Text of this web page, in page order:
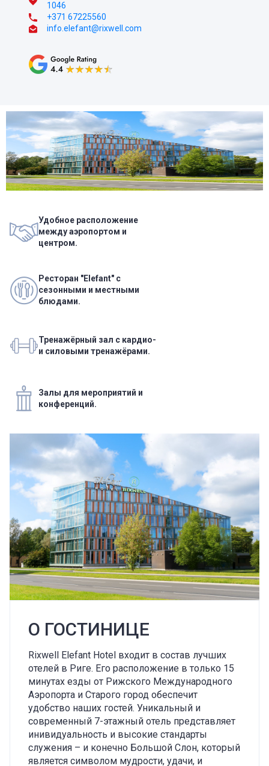
1046
+371 67225560
info.elefant@rixwell.com
Удобное расположение
между аэропортом и
центром.
Ресторан "Elefant" с
сезонными и местными
блюдами.
Тренажёрный зал с кардио-
и силовыми тренажёрами.
Залы для мероприятий и
конференций.
О ГОСТИНИЦЕ
Rixwell Elefant Hotel входит в состав лучших
отелей в Риге. Его расположение в только 15
минутах езды от Рижского Международного
Аэропорта и Старого город обеспечит
удобство наших гостей. Уникальный и
современный 7-этажный отель представляет
инивидуальность и высокие стандарты
служения – и конечно Большой Слон, который
является символом мудрости, удачи, и